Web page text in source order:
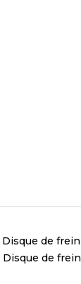
Disque de frein
Disque de frein